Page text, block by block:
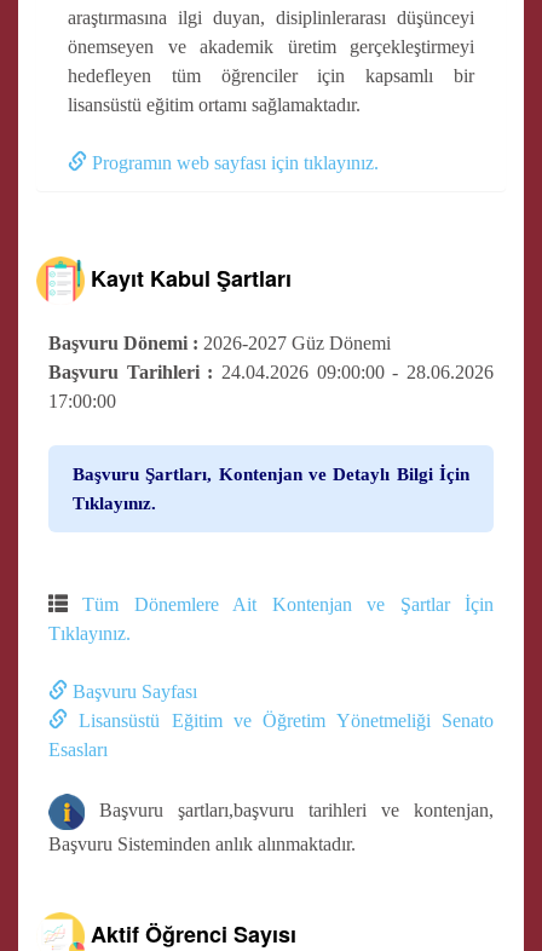
araştırmasına ilgi duyan, disiplinlerarası düşünceyi
önemseyen ve akademik üretim gerçekleştirmeyi
hedefleyen tüm öğrenciler için kapsamlı bir
lisansüstü eğitim ortamı sağlamaktadır.
Programın web sayfası için tıklayınız.
Kayıt Kabul Şartları
Başvuru Dönemi : 2026-2027 Güz Dönemi
Başvuru Tarihleri : 24.04.2026 09:00:00 - 28.06.2026
17:00:00
Başvuru Şartları, Kontenjan ve Detaylı Bilgi İçin
Tıklayınız.
Tüm Dönemlere Ait Kontenjan ve Şartlar İçin
Tıklayınız.
Başvuru Sayfası
Lisansüstü Eğitim ve Öğretim Yönetmeliği Senato
Esasları
Başvuru şartları,başvuru tarihleri ve kontenjan,
Başvuru Sisteminden anlık alınmaktadır.
Aktif Öğrenci Sayısı